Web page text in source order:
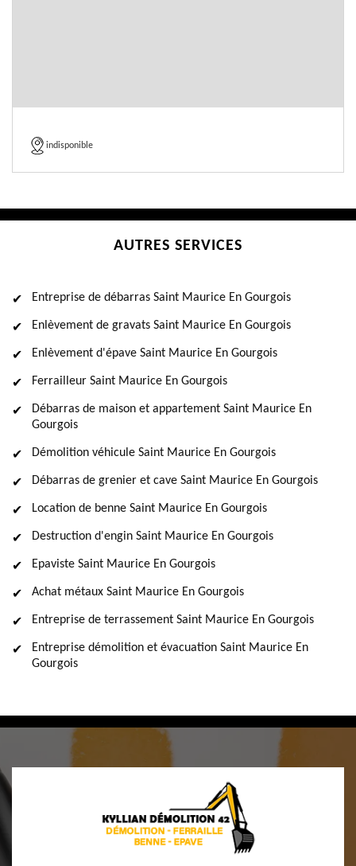
indisponible
AUTRES SERVICES
Entreprise de débarras Saint Maurice En Gourgois
Enlèvement de gravats Saint Maurice En Gourgois
Enlèvement d'épave Saint Maurice En Gourgois
Ferrailleur Saint Maurice En Gourgois
Débarras de maison et appartement Saint Maurice En
Gourgois
Démolition véhicule Saint Maurice En Gourgois
Débarras de grenier et cave Saint Maurice En Gourgois
Location de benne Saint Maurice En Gourgois
Destruction d'engin Saint Maurice En Gourgois
Epaviste Saint Maurice En Gourgois
Achat métaux Saint Maurice En Gourgois
Entreprise de terrassement Saint Maurice En Gourgois
Entreprise démolition et évacuation Saint Maurice En
Gourgois